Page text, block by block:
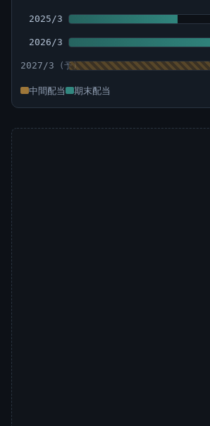
2025/3
2026/3
2027/3
中間配当 期末配当